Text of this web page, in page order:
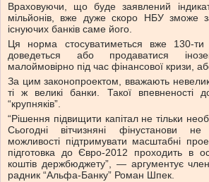
Враховуючи, що буде заявлений
мільйонів, вже дуже скоро НБУ зможе
існуючих банків саме його.
Ця норма стосуватиметься вже 130-ти
доведеться або продаватися
малоймовірно під час фінансової кризи,
За цим законопроектом, вважають
ті ж великі банки. Такої впевненості
“крупняків”.
“Рішення підвищити капітал не тільки
Сьогодні вітчизняні фінустанови
можливості підтримувати масштабні
підготовка до Євро-2012 проходить в
коштів держбюджету”, — аргументує
радник “Альфа-Банку” Роман Шпек.